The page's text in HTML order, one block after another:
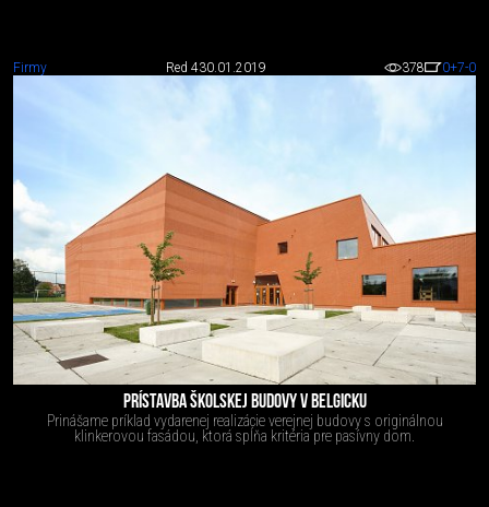
Firmy Red 430.01.2019 378 0+7-0
PRÍSTAVBA ŠKOLSKEJ BUDOVY V BELGICKU
Prinášame príklad vydarenej realizácie verejnej budovy s originálnou
klinkerovou fasádou, ktorá spĺňa kritéria pre pasívny dom.